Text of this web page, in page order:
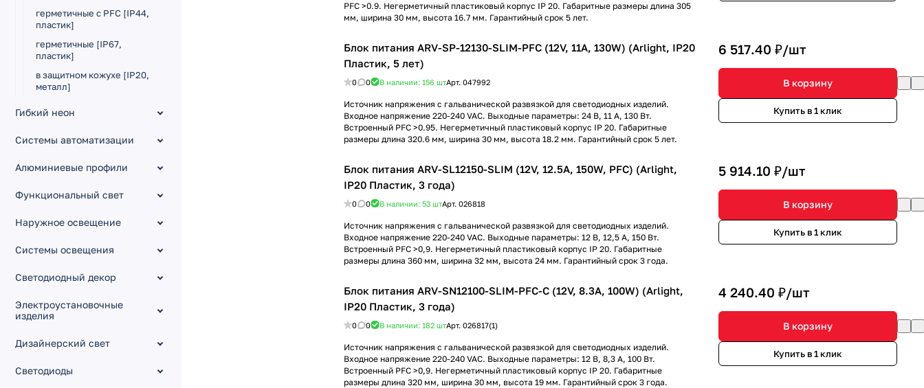
PFC >0.9. Негерметичный пластиковый корпус IP 20. Габаритные размеры длина 305
мм, ширина 30 мм, высота 16.7 мм. Гарантийный срок 5 лет.
Блок питания ARV-SP-12130-SLIM-PFC (12V, 11A, 130W) (Arlight, IP20
Пластик, 5 лет)
0 0 В наличии: 156 штАрт. 047992
Источник напряжения с гальванической развязкой для светодиодных изделий.
Входное напряжение 220-240 VAC. Выходные параметры: 24 В, 11 А, 130 Вт.
Встроенный PFC >0.95. Негерметичный пластиковый корпус IP 20. Габаритные
размеры длина 320.6 мм, ширина 30 мм, высота 18.2 мм. Гарантийный срок 5 лет.
6 517.40 ₽/шт
В корзину
Купить в 1 клик
Блок питания ARV-SL12150-SLIM (12V, 12.5A, 150W, PFC) (Arlight,
IP20 Пластик, 3 года)
0 0 В наличии: 53 штАрт. 026818
Источник напряжения с гальванической развязкой для светодиодных изделий.
Входное напряжение 220-240 VAC. Выходные параметры: 12 В, 12,5 А, 150 Вт.
Встроенный PFC >0,9. Негерметичный пластиковый корпус IP 20. Габаритные
размеры длина 360 мм, ширина 32 мм, высота 24 мм. Гарантийный срок 3 года.
5 914.10 ₽/шт
В корзину
Купить в 1 клик
Блок питания ARV-SN12100-SLIM-PFC-C (12V, 8.3A, 100W) (Arlight,
IP20 Пластик, 3 года)
0 0 В наличии: 182 штАрт. 026817(1)
Источник напряжения с гальванической развязкой для светодиодных изделий.
Входное напряжение 220-240 VAC. Выходные параметры: 12 В, 8,3 А, 100 Вт.
Встроенный PFC >0,9. Негерметичный пластиковый корпус IP 20. Габаритные
размеры длина 320 мм, ширина 30 мм, высота 19 мм. Гарантийный срок 3 года.
4 240.40 ₽/шт
В корзину
Купить в 1 клик
герметичные с PFC [IP44,
пластик]
герметичные [IP67,
пластик]
в защитном кожухе [IP20,
металл]
на DIN-рейку [IP20]
пластик]
пластик]
сетевые адаптеры
AC/DC источники
напряжения 48V
станции
источники напряжения
источники напряжения
Гибкий неон
Системы автоматизации
Алюминиевые профили
Функциональный свет
Наружное освещение
Системы освещения
Светодиодный декор
Электроустановочные
изделия
Дизайнерский свет
Светодиоды